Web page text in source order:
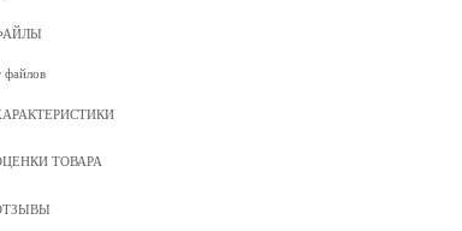
файлов
ТОВАРА